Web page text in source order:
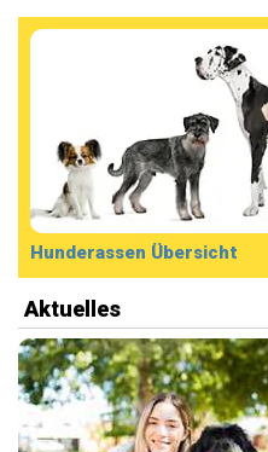
Hunderassen Übersicht
Aktuelles